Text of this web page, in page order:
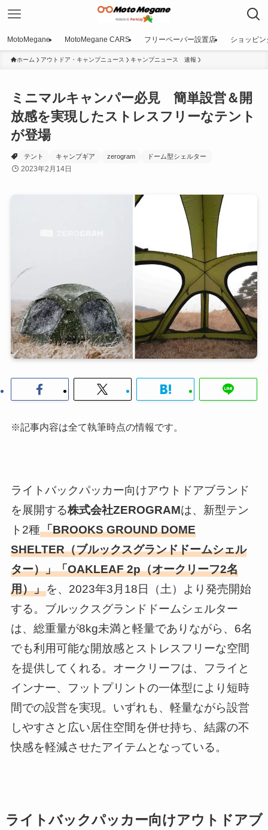
MotoMegane MotoMegane CARS フリーペーパー設置店 ショッピン
ホーム アウトドア・キャンプニュース キャンプニュース 速報
ミニマルキャンパー必見 簡単設営＆開
放感を実現したストレスフリーなテント
が登場
テント キャンプギア zerogram ドーム型シェルター
2023年2月14日
※記事内容は全て執筆時点の情報です。
ライトバックパッカー向けアウトドアブランド
を展開する株式会社ZEROGRAMは、新型テン
ト2種「BROOKS GROUND DOME
SHELTER（ブルックスグランドドームシェル
ター）」「OAKLEAF 2p（オークリーフ2名
用）」を、2023年3月18日（土）より発売開始
する。ブルックスグランドドームシェルター
は、総重量が8kg未満と軽量でありながら、6名
でも利用可能な開放感とストレスフリーな空間
を提供してくれる。オークリーフは、フライと
インナー、フットプリントの一体型により短時
間での設営を実現。いずれも、軽量ながら設営
しやすさと広い居住空間を併せ持ち、結露の不
快感を軽減させたアイテムとなっている。
ライトバックパッカー向けアウトドアブ